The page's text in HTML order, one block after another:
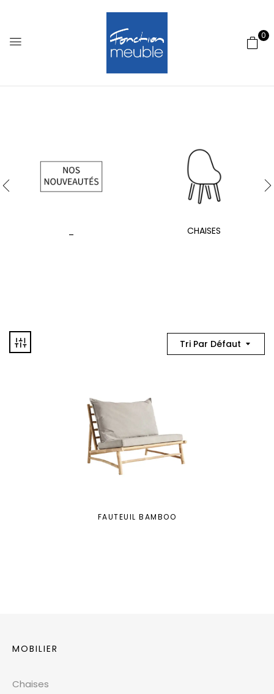
0
CHAISES
Tri Par Défaut
FAUTEUIL BAMBOO
MOBILIER
Chaises